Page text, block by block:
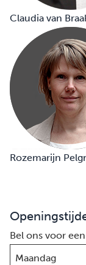
Claudia van
Rozemarijn
Bel ons voor
Maandag